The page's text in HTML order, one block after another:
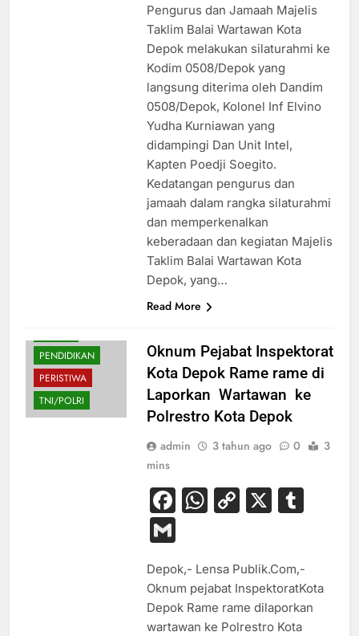
Pengurus dan Jamaah Majelis
Taklim Balai Wartawan Kota
Depok melakukan silaturahmi ke
Kodim 0508/Depok yang
langsung diterima oleh Dandim
0508/Depok, Kolonel Inf Elvino
Yudha Kurniawan yang
didampingi Dan Unit Intel,
Kapten Poedji Soegito.
Kedatangan pengurus dan
jamaah dalam rangka silaturahmi
dan memperkenalkan
keberadaan dan kegiatan Majelis
Taklim Balai Wartawan Kota
Depok, yang…
Read More
PENDIDIKAN
PERISTIWA
TNI/POLRI
Oknum Pejabat Inspektorat
Kota Depok Rame rame di
Laporkan Wartawan ke
Polrestro Kota Depok
admin 3 tahun ago 0
3
mins
Facebook
WhatsApp
Copy
X
Gmail
Depok,- Lensa Publik.Com,-
Oknum pejabat InspektoratKota
Depok Rame rame dilaporkan
wartawan ke Polrestro Kota